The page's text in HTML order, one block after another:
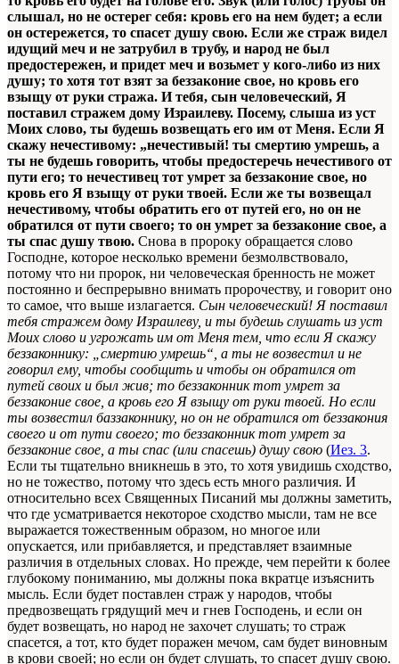
слышал, но не остерег себя: кровь его на нем будет; а если
он остережется, то спасет душу свою. Если же страж видел
идущий меч и не затрубил в трубу, и народ не был
предостережен, и придет меч и возьмет у кого-ли6о из них
душу; то хотя тот взят за беззаконие свое, но кровь его
взыщу от руки стража. И тебя, сын человеческий, Я
поставил стражем дому Израилеву. Посему, слыша из уст
Моих слово, ты будешь возвещать его им от Меня. Если Я
скажу нечестивому: „нечестивый! ты смертию умрешь, а
ты не будешь говорить, чтобы предостеречь нечестивого от
пути его; то нечестивец тот умрет за беззаконие свое, но
кровь его Я взыщу от руки твоей. Если же ты возвещал
нечестивому, чтобы обратить его от путей его, но он не
обратился от пути своего; то он умрет за беззаконие свое, а
ты спас душу твою. Снова в пророку обращается слово
Господне, которое несколько времени безмолвствовало,
потому что ни пророк, ни человеческая бренность не может
постоянно и беспрерывно внимать пророчеству, и говорит оно
то самое, что выше излагается. Сын человеческий! Я поставил
тебя стражем дому Израилеву, и ты будешь слушать из уст
Моих слово и угрожать им от Меня тем, что если Я скажу
беззаконнику: „смертию умрешь“, а ты не возвестил и не
говорил ему, чтобы сообщить и чтобы он обратился от
путей своих и был жив; то беззаконник тот умрет за
беззаконие свое, а кровь его Я взыщу от руки твоей. Но если
ты возвестил баззаконнику, но он не обратился от беззакония
своего и от пути своего; то беззаконник тот умрет за
беззаконие свое, а ты спас (или спасешь) душу свою (Иез. 3.
Если ты тщательно вникнешь в это, то хотя увидишь сходство,
но не тожество, потому что здесь есть много различия. И
относительно всех Священных Писаний мы должны заметить,
что где усматривается некоторое сходство мысли, там не все
выражается тожественным образом, но многое или
опускается, или прибавляется, и представляет взаимные
различия в отдельных словах. Но прежде, чем перейти к более
глубокому пониманию, мы должны пока вкратце изъяснить
мысль. Если будет поставлен страж у народов, чтобы
предвозвещать грядущий меч и гнев Господень, и если он
будет возвещать, но народ не захочет слушать; то страж
спасется, а тот, кто будет поражен мечом, сам будет виновным
в крови своей; но если он будет слушать, то спасет душу свою.